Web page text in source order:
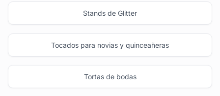
Stands de Glitter
Tocados para novias y quinceañeras
Tortas de bodas